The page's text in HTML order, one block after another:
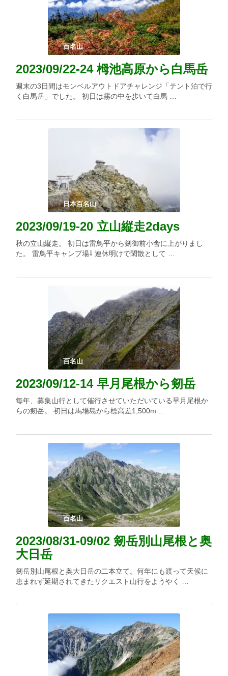
百名山
2023/09/22-24 栂池高原から白馬岳
週末の3日間はモンベルアウトドアチャレンジ「テント泊で行
く白馬岳」でした。 初日は霧の中を歩いて白馬 …
日本百名山
2023/09/19-20 立山縦走2days
秋の立山縦走。 初日は雷鳥平から剱御前小舎に上がりまし
た。 雷鳥平キャンプ場⇩ 連休明けで閑散として …
百名山
2023/09/12-14 早月尾根から剱岳
毎年、募集山行として催行させていただいている早月尾根か
らの剱岳。 初日は馬場島から標高差1,500m …
百名山
2023/08/31-09/02 剱岳別山尾根と奥
大日岳
剱岳別山尾根と奥大日岳の二本立て。何年にも渡って天候に
恵まれず延期されてきたリクエスト山行をようやく …